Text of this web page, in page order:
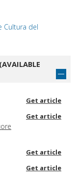
Cultura del
Get article
Get article
Get article
Get article